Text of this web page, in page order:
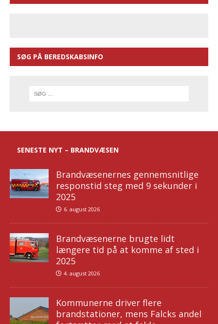
SØG PÅ BEREDSKABSINFO
SENESTE NYT – BRANDVÆSEN
Brandvæsenernes gennemsnitlige
responstid steg med 9 sekunder i
2025
6. august 2026
Brandvæsenerne brugte lidt
længere tid på at komme af sted i
2025
4. august 2026
Kommunerne driver flere
brandstationer, mens Falcks andel